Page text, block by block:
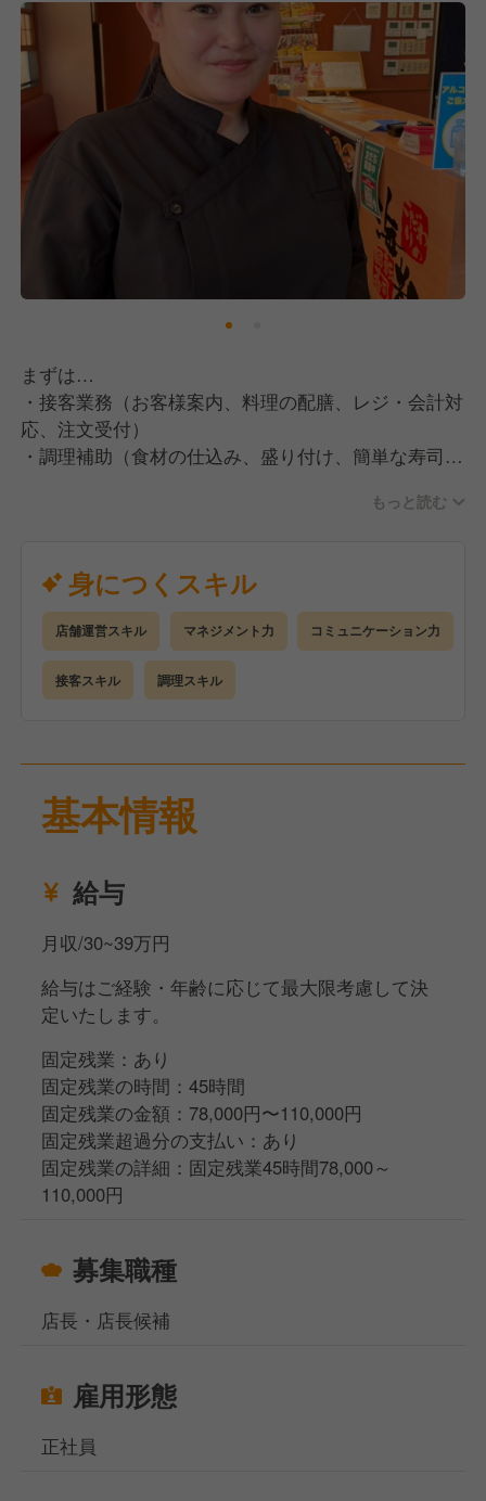
まずは…
・接客業務（お客様案内、料理の配膳、レジ・会計対
応、注文受付）
・調理補助（食材の仕込み、盛り付け、簡単な寿司・
その後店長としての管理業務（売上、シフト、アルバ
イト採用）なども徐々に覚えていただきます。
寿司や魚が未経験でも問題ありません！
一人一人丁寧に指導しますのでご安心ください。
もっと読む
身につくスキル
店舗運営スキル マネジメント力 コミュニケーション力
接客スキル 調理スキル
基本情報
給与
月収/30~39万円
給与はご経験・年齢に応じて最大限考慮して決
定いたします。
固定残業：あり
固定残業の時間：45時間
固定残業の金額：78,000円〜110,000円
固定残業超過分の支払い：あり
固定残業の詳細：固定残業45時間78,000～
110,000円
募集職種
店長・店長候補
雇用形態
正社員